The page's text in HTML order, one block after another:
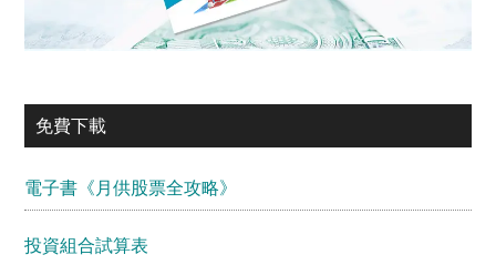
免費下載
電子書《月供股票全攻略》
投資組合試算表